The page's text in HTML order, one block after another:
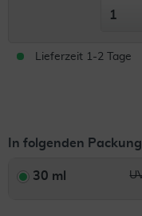
Lieferzeit 1-2 Tage
In folgenden
30 ml